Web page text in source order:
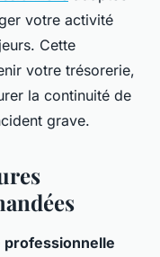
votre activité
Cette
votre trésorerie,
la continuité de
grave.